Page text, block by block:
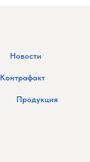
Новости
Контрафакт
Продукция